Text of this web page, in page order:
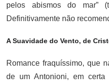
pelos abismos do mar”
Definitivamente não
A Suavidade do Vento, de
Romance fraquíssimo, que
de um Antonioni, em certa